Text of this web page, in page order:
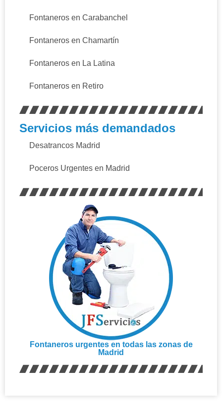
Fontaneros en Carabanchel
Fontaneros en Chamartín
Fontaneros en La Latina
Fontaneros en Retiro
Servicios más demandados
Desatrancos Madrid
Poceros Urgentes en Madrid
Fontaneros urgentes en todas las zonas de
Madrid